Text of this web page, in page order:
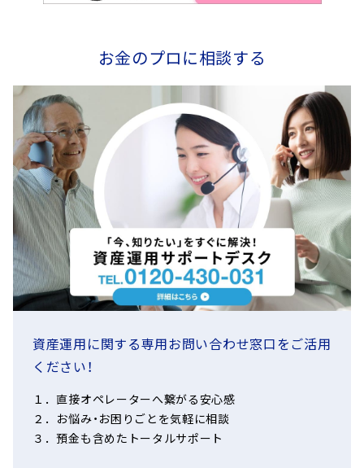
お金のプロに相談する
資産運用に関する専用お問い合わせ窓口をご活用
ください！
１．直接オペレーターへ繋がる安心感
２．お悩み・お困りごとを気軽に相談
３．預金も含めたトータルサポート